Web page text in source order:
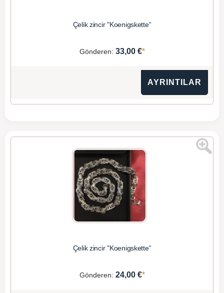
Çelik zincir "Koenigskette"
Gönderen: 33,00 €*
AYRINTILAR
Çelik zincir "Koenigskette"
Gönderen: 24,00 €*